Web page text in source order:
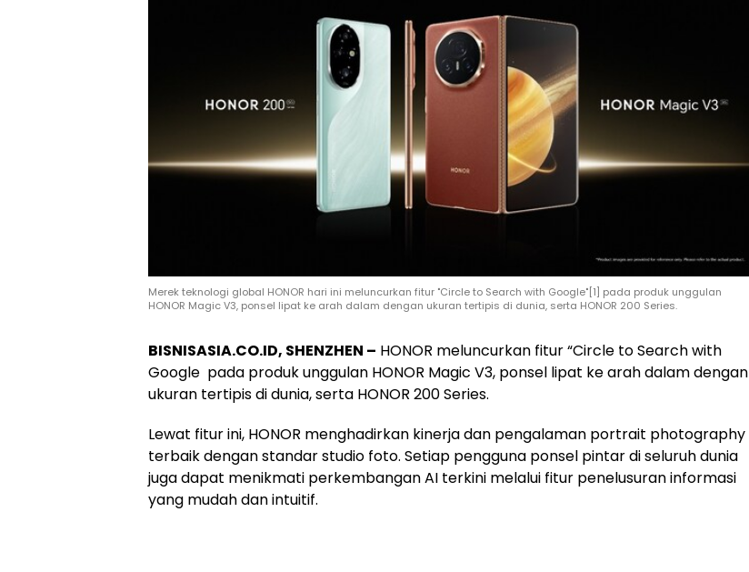
Merek teknologi global HONOR hari ini meluncurkan fitur "Circle to Search with Google"[1] pada produk unggulan
HONOR Magic V3, ponsel lipat ke arah dalam dengan ukuran tertipis di dunia, serta HONOR 200 Series.
BISNISASIA.CO.ID, SHENZHEN – HONOR meluncurkan fitur “Circle to Search with
Google pada produk unggulan HONOR Magic V3, ponsel lipat ke arah dalam dengan
ukuran tertipis di dunia, serta HONOR 200 Series.
Lewat fitur ini, HONOR menghadirkan kinerja dan pengalaman portrait photography
terbaik dengan standar studio foto. Setiap pengguna ponsel pintar di seluruh dunia
juga dapat menikmati perkembangan AI terkini melalui fitur penelusuran informasi
yang mudah dan intuitif.